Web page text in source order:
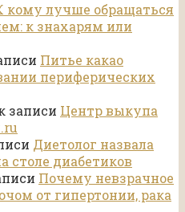
кому лучше обращаться
к знахарям или
Питье какао
периферических
записи Центр выкупа
Диетолог назвала
столе диабетиков
Почему невзрачное
от гипертонии, рака